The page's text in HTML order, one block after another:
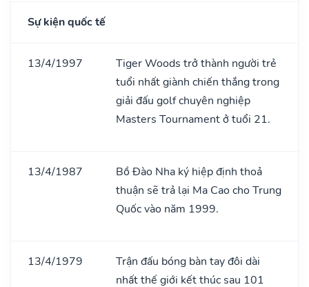
Sự kiện quốc tế
13/4/1997
Tiger Woods trở thành người trẻ
tuổi nhất giành chiến thắng trong
giải đấu golf chuyên nghiệp
Masters Tournament ở tuổi 21.
13/4/1987
Bồ Đào Nha ký hiệp định thoả
thuận sẽ trả lại Ma Cao cho Trung
Quốc vào năm 1999.
13/4/1979
Trận đấu bóng bàn tay đôi dài
nhất thế giới kết thúc sau 101